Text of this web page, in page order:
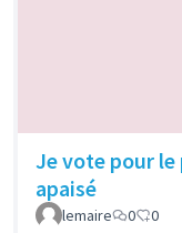
Je vote pour
apaisé
lemaire 0 0